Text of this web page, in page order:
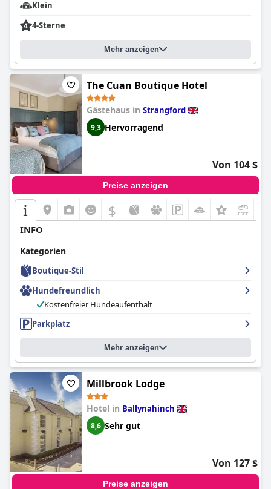
Klein
4-Sterne
Mehr anzeigen
The Cuan Boutique Hotel
Gästehaus in Strangford
9,3 Hervorragend
Von 104 $
Preise anzeigen
$
INFO
Kategorien
Boutique-Stil
Hundefreundlich
Kostenfreier Hundeaufenthalt
Parkplatz
Mehr anzeigen
Millbrook Lodge
Hotel in Ballynahinch
8,6 Sehr gut
Von 127 $
Preise anzeigen